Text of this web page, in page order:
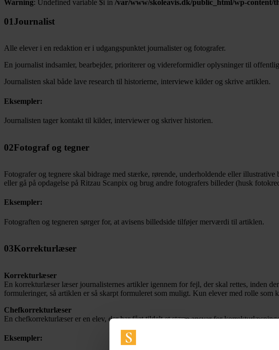
Warning: Undefined variable $i in /var/www/skoleavis.dk/public_html/wp-content/
01 Journalist
Alle elever i en redaktion er i udgangspunktet journalister og fotografer.
En journalist indsamler, bearbejder, prioriterer og videreformidler oplysninger til
Journalisten skal både lave research til historierne, interviewe kilder og skrive artiklen.
Eksempler:
Journalisten tager kontakt til kilder, interviewer og skriver historien.
02Fotograf og tegner
Fotografer og tegnere skal bidrage med stærke, rørende, underholdende eller
eller gå på opdagelse på Ritzau Scanpix og brug andre fotografers billeder (husk
Eksempler:
Fotograften og tegneren sørger for, at avisens billedside tilføjer merværdi til artiklen.
03Korrekturlæser
Korrekturlæser
En korrekturlæser læser journalisternes artikler igennem for fejl, der skal rettes, inden
formuleringer, så artiklen er så skarpt formuleret som muligt. Kun elever med rolle som
Chefkorrekturlæser
En chefkorrekturlæser er en elev, der har fået tildelt et større ansvar for
Eksempler: